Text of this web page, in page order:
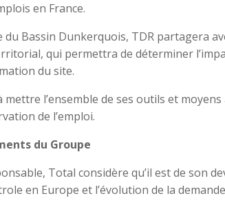
en France.
du Bassin Dunkerquois, TDR partagera
qui permettra de déterminer
du site.
mettre l’ensemble de ses outils et
de l’emploi.
du Groupe
Total considère qu’il est de son
en Europe et l’évolution de la